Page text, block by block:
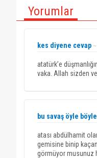
Yorumlar
kes diyene cevap
atatürk’e
vaka. Allah sizden
bu savaş öyle
atası abdülhamit
gemisine binip
görmüyor musunuz